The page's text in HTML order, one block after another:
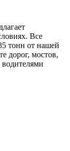
Все
тонн от нашей
дорог, мостов,